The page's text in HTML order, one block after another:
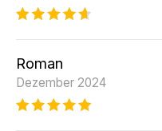
Roman
Dezember 2024